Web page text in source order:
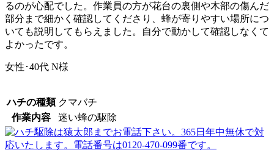
るのが心配でした。作業員の方が花台の裏側や木部の傷んだ
部分まで細かく確認してくださり、蜂が寄りやすい場所につ
いても説明してもらえました。自分で動かして確認しなくて
よかったです。
女性･40代 N様
ハチの種類 クマバチ
作業内容
迷い蜂の駆除